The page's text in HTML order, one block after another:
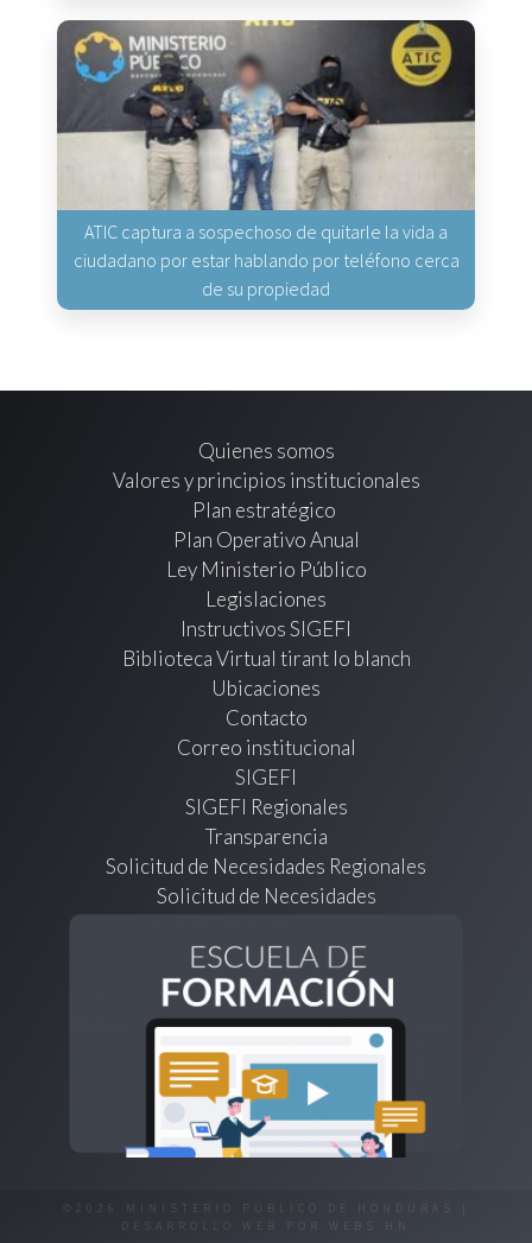
ATIC captura a sospechoso de quitarle la vida a
ciudadano por estar hablando por teléfono cerca
de su propiedad
Quienes somos
Valores y principios institucionales
Plan estratégico
Plan Operativo Anual
Ley Ministerio Público
Legislaciones
Instructivos SIGEFI
Biblioteca Virtual tirant lo blanch
Ubicaciones
Contacto
Correo institucional
SIGEFI
SIGEFI Regionales
Transparencia
Solicitud de Necesidades Regionales
Solicitud de Necesidades
©2026 MINISTERIO PÚBLICO DE HONDURAS |
DESARROLLO WEB POR
WEBS.HN